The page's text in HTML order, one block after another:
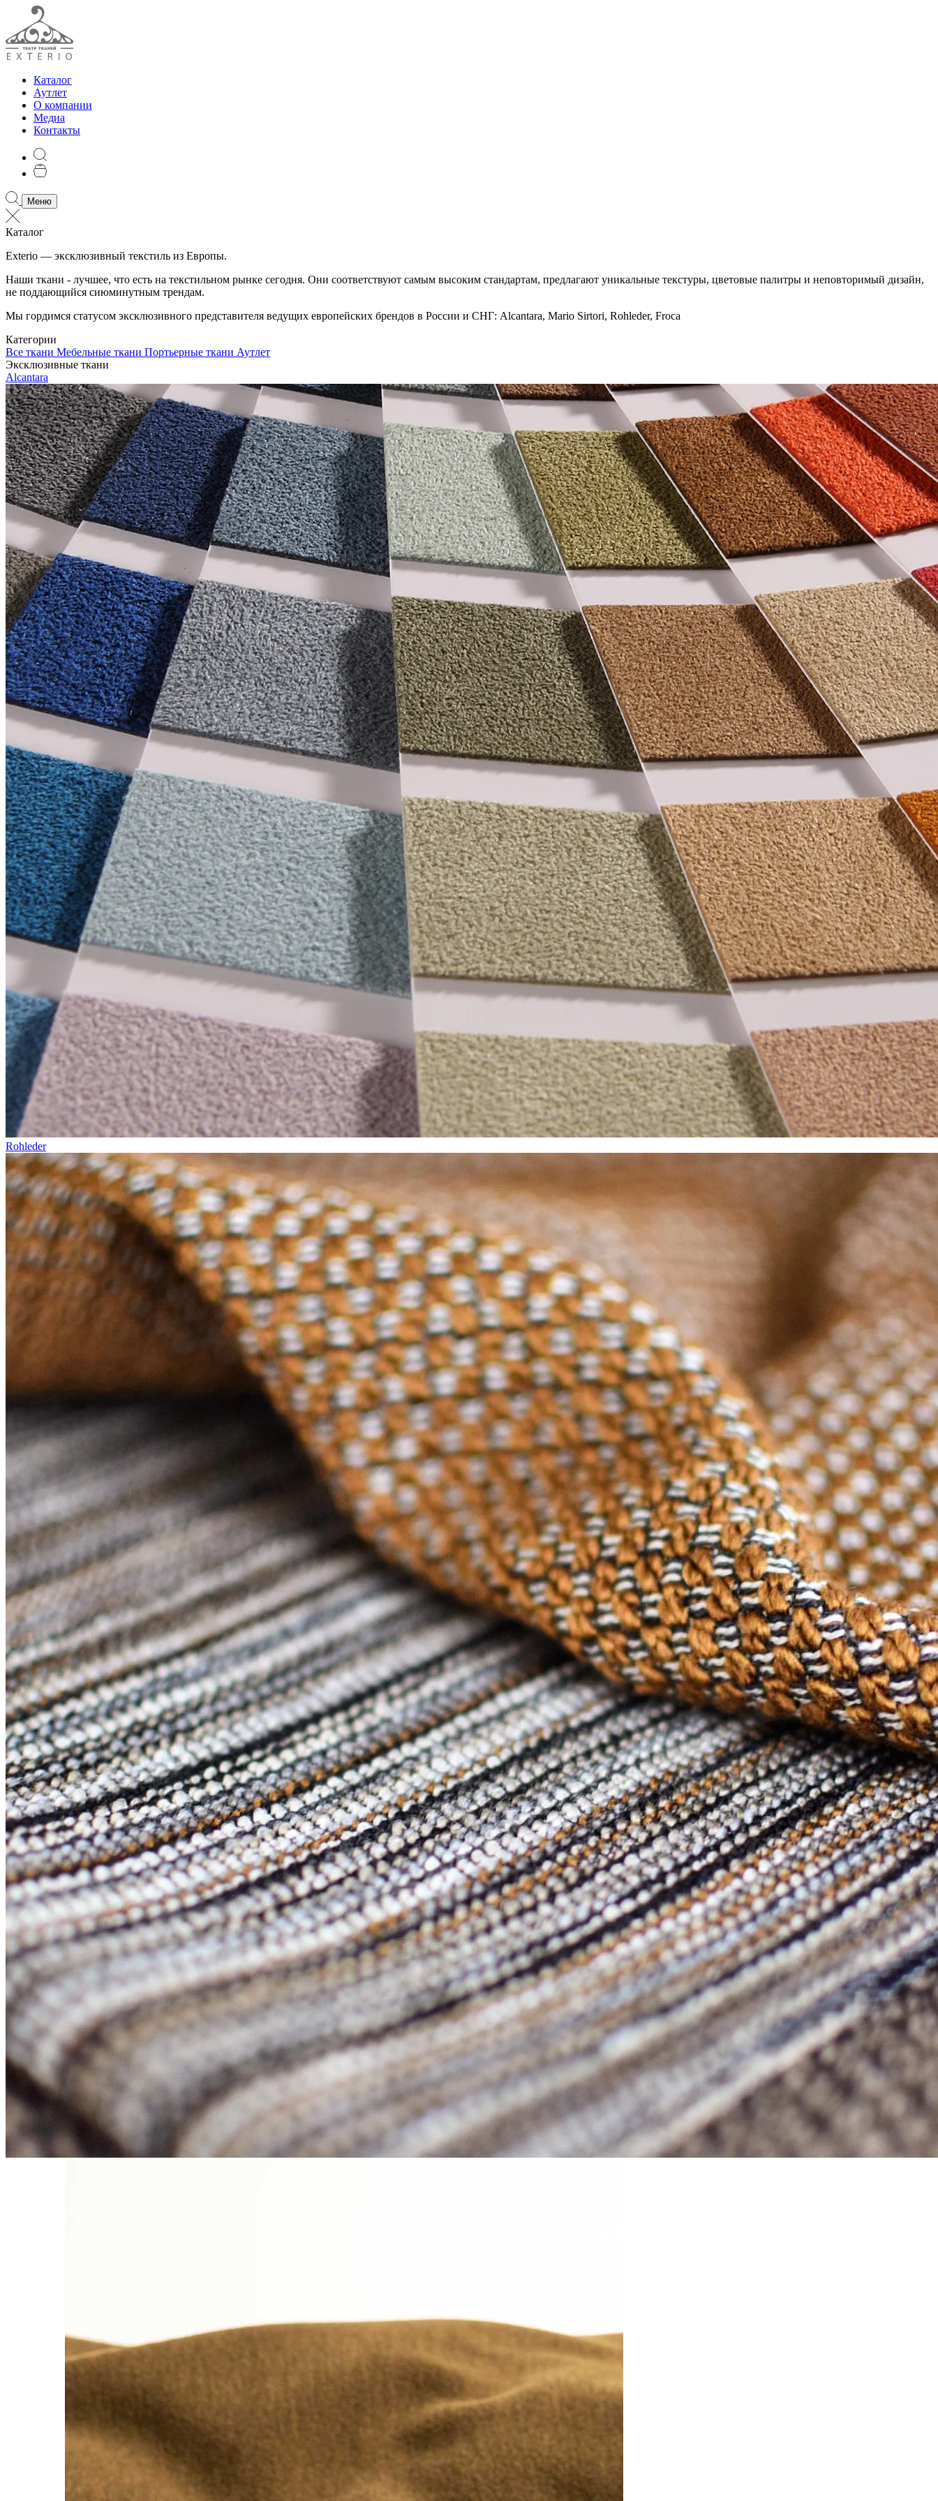
Каталог
Аутлет
О компании
Медиа
Контакты
Меню
Каталог
Exterio — эксклюзивный текстиль из Европы.
Наши ткани - лучшее, что есть на текстильном рынке сегодня. Они соответствуют самым высоким стандартам, предлагают уникальные текстуры, цветовые палитры и неповторимый дизайн,
не поддающийся сиюминутным трендам.
Мы гордимся статусом эксклюзивного представителя ведущих европейских брендов в России и СНГ: Alcantara, Mario Sirtori, Rohleder, Froca
Категории
Все ткани Мебельные ткани Портьерные ткани Аутлет
Эксклюзивные ткани
Alcantara
Rohleder